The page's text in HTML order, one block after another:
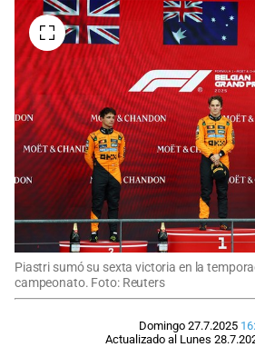
Piastri sumó su sexta victoria en la
campeonato. Foto: Reuters
Domingo 27.7.2025
Actualizado al Lunes